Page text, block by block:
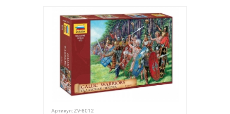
Артикул:ZV-8012